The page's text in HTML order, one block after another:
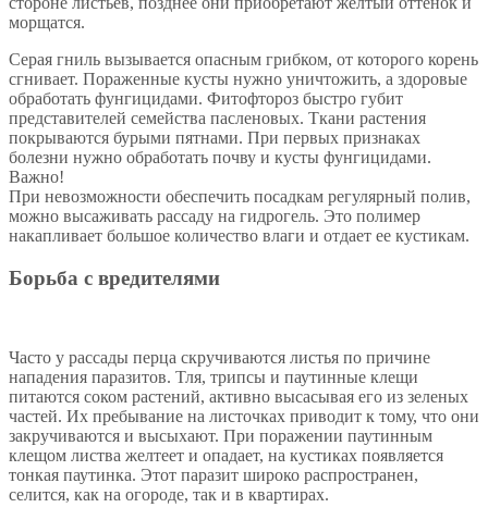
морщатся.
Серая гниль вызывается опасным грибком, от которого корень
сгнивает. Пораженные кусты нужно уничтожить, а здоровые
обработать фунгицидами. Фитофтороз быстро губит
представителей семейства пасленовых. Ткани растения
покрываются бурыми пятнами. При первых признаках
болезни нужно обработать почву и кусты фунгицидами.
Важно!
При невозможности обеспечить посадкам регулярный полив,
можно высаживать рассаду на гидрогель. Это полимер
накапливает большое количество влаги и отдает ее кустикам.
Борьба с вредителями
Часто у рассады перца скручиваются листья по причине
нападения паразитов. Тля, трипсы и паутинные клещи
питаются соком растений, активно высасывая его из зеленых
частей. Их пребывание на листочках приводит к тому, что они
закручиваются и высыхают. При поражении паутинным
клещом листва желтеет и опадает, на кустиках появляется
тонкая паутинка. Этот паразит широко распространен,
селится, как на огороде, так и в квартирах.